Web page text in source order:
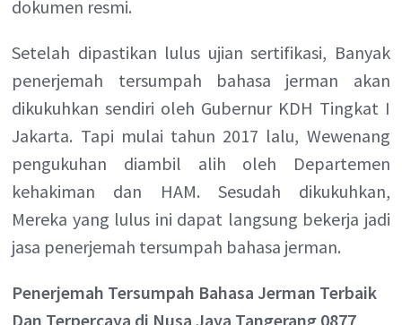
dokumen resmi.
Setelah dipastikan lulus ujian sertifikasi, Banyak
penerjemah tersumpah bahasa jerman akan
dikukuhkan sendiri oleh Gubernur KDH Tingkat I
Jakarta. Tapi mulai tahun 2017 lalu, Wewenang
pengukuhan diambil alih oleh Departemen
kehakiman dan HAM. Sesudah dikukuhkan,
Mereka yang lulus ini dapat langsung bekerja jadi
jasa penerjemah tersumpah bahasa jerman.
Penerjemah Tersumpah Bahasa Jerman Terbaik
Dan Terpercaya di Nusa Jaya Tangerang 0877